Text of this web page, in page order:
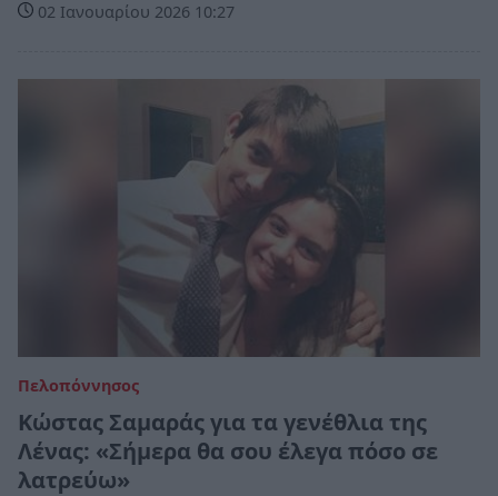
02 Ιανουαρίου 2026 10:27
Πελοπόννησος
Κώστας Σαμαράς για τα γενέθλια της
Λένας: «Σήμερα θα σου έλεγα πόσο σε
λατρεύω»